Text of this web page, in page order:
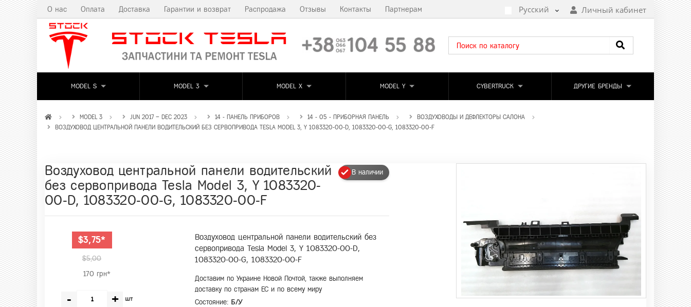
О нас Оплата Доставка Гарантии и возврат Распродажа Отзывы Контакты Партнерам Русский Личный кабинет
MODEL S MODEL 3 MODEL X MODEL Y CYBERTRUCK ДРУГИЕ БРЕНДЫ
MODEL 3 JUN 2017 – DEC 2023 14 - ПАНЕЛЬ ПРИБОРОВ 14 - 05 - ПРИБОРНАЯ ПАНЕЛЬ
ВОЗДУХОВОДЫ И ДЕФЛЕКТОРЫ САЛОНА
ВОЗДУХОВОД ЦЕНТРАЛЬНОЙ ПАНЕЛИ ВОДИТЕЛЬСКИЙ БЕЗ СЕРВОПРИВОДА TESLA MODEL 3, Y 1083320-00-D, 1083320-00-G, 1083320-00-F
В наличии
Воздуховод центральной панели водительский
без сервопривода Tesla Model 3, Y 1083320-
00-D, 1083320-00-G, 1083320-00-F
$3,75*
$5,00
170 грн*
- + шт
Воздуховод центральной панели водительский без
сервопривода Tesla Model 3, Y 1083320-00-D,
1083320-00-G, 1083320-00-F
Доставим по Украине Новой Почтой, также выполняем
доставку по странам ЕС и по всему миру
Состояние: Б/У